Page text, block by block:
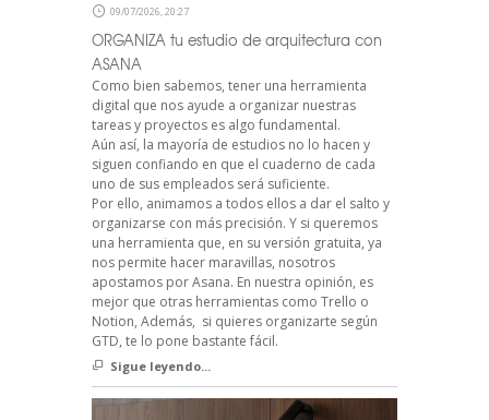
09/07/2026, 20:27
ORGANIZA tu estudio de arquitectura con
ASANA
Como bien sabemos, tener una herramienta
digital que nos ayude a organizar nuestras
tareas y proyectos es algo fundamental.
Aún así, la mayoría de estudios no lo hacen y
siguen confiando en que el cuaderno de cada
uno de sus empleados será suficiente.
Por ello, animamos a todos ellos a dar el salto y
organizarse con más precisión. Y si queremos
una herramienta que, en su versión gratuita, ya
nos permite hacer maravillas, nosotros
apostamos por Asana. En nuestra opinión, es
mejor que otras herramientas como Trello o
Notion, Además, si quieres organizarte según
GTD, te lo pone bastante fácil.
Sigue leyendo...